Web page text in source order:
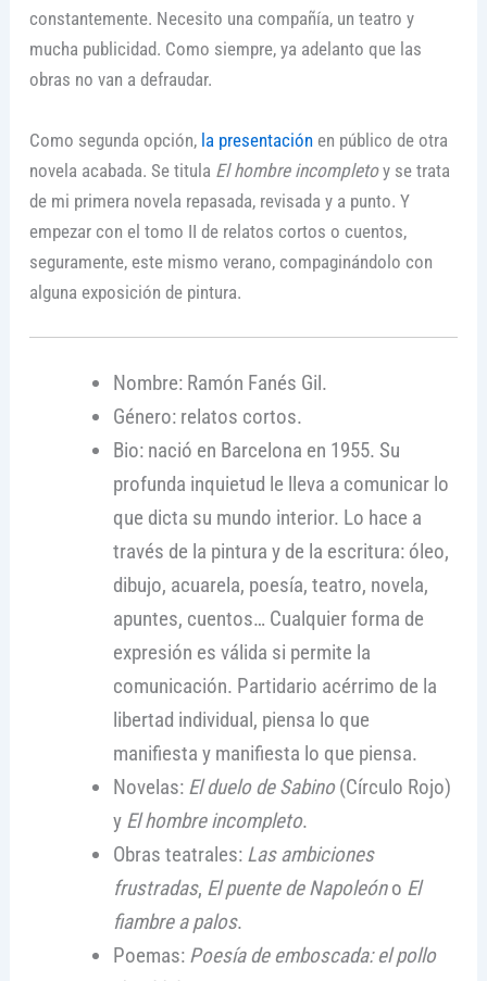
constantemente. Necesito una compañía, un teatro y
mucha publicidad. Como siempre, ya adelanto que las
obras no van a defraudar.
Como segunda opción, la presentaciónen público de otra
novela acabada. Se titula El hombre incompletoy se trata
de mi primera novela repasada, revisada y a punto. Y
empezar con el tomo II de relatos cortos o cuentos,
seguramente, este mismo verano, compaginándolo con
alguna exposición de pintura.
Nombre: Ramón Fanés Gil.
Género: relatos cortos.
Bio: nació en Barcelona en 1955. Su
profunda inquietud le lleva a comunicar lo
que dicta su mundo interior. Lo hace a
través de la pintura y de la escritura: óleo,
dibujo, acuarela, poesía, teatro, novela,
apuntes, cuentos… Cualquier forma de
expresión es válida si permite la
comunicación. Partidario acérrimo de la
libertad individual, piensa lo que
manifiesta y manifiesta lo que piensa.
Novelas: El duelo de Sabino(Círculo Rojo)
y El hombre incompleto.
Obras teatrales: Las ambiciones
frustradas, El puente de Napoleóno El
fiambre a palos.
Poemas: Poesía de emboscada: el pollo